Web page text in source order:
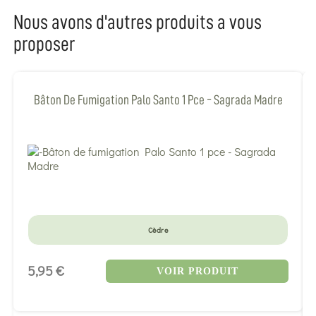
Nous avons d'autres produits a vous
proposer
Bâton De Fumigation Palo Santo 1 Pce - Sagrada Madre
Cèdre
5,95 € VOIR PRODUIT